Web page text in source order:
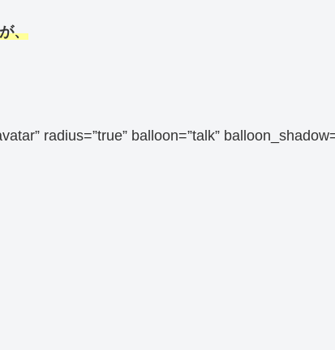
、
radius=”true” balloon=”talk”